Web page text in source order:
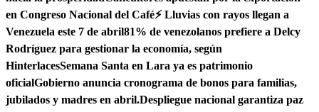
en Congreso Nacional del Café⚡ Lluvias con rayos llegan a
Venezuela este 7 de abril81% de venezolanos prefiere a Delcy
Rodríguez para gestionar la economía, según
HinterlacesSemana Santa en Lara ya es patrimonio
oficialGobierno anuncia cronograma de bonos para familias,
jubilados y madres en abril.Despliegue nacional garantiza paz